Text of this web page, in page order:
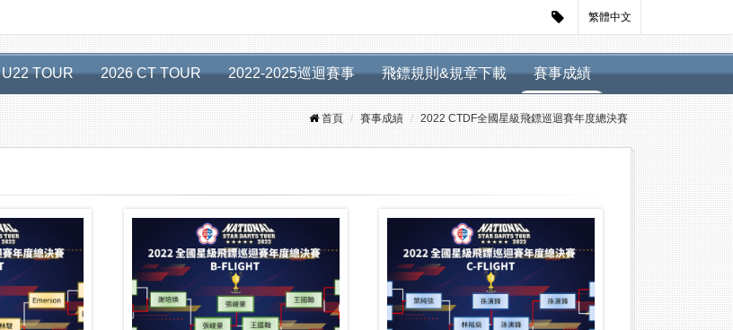
繁體中文
TOUR 2026 CT TOUR 2022-2025巡迴賽事 飛鏢規則&規章下載 賽事成績
首頁 賽事成績 2022 CTDF全國星級飛鏢巡迴賽年度總決賽